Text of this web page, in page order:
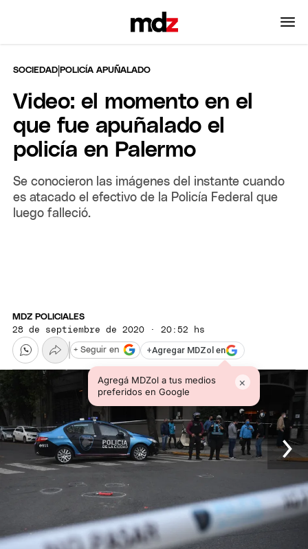
SOCIEDAD |POLICÍA APUÑALADO
Video: el momento en el
que fue apuñalado el
policía en Palermo
Se conocieron las imágenes del instante cuando
es atacado el efectivo de la Policía Federal que
luego falleció.
MDZ POLICIALES
28 de septiembre de 2020 · 20:52 hs
+Agregar MDZol en
Agregá MDZol a tus medios
preferidos en Google
×
+ Seguir en